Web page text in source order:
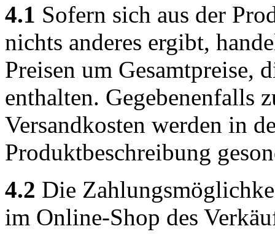
4.1 Sofern sich aus der
nichts anderes ergibt,
Preisen um Gesamtpreise,
enthalten. Gegebenenfalls
Versandkosten werden in
Produktbeschreibung
4.2 Die
im Online-Shop des